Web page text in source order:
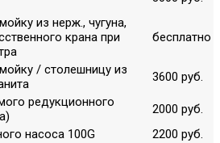
из нерж., чугуна,
крана при
бесплатно
/ столешницу из
3600 руб.
редукционного
2000 руб.
насоса 100G
2200 руб.